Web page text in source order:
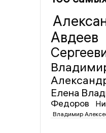
Авдеев
Елена
Федоров
Владимир